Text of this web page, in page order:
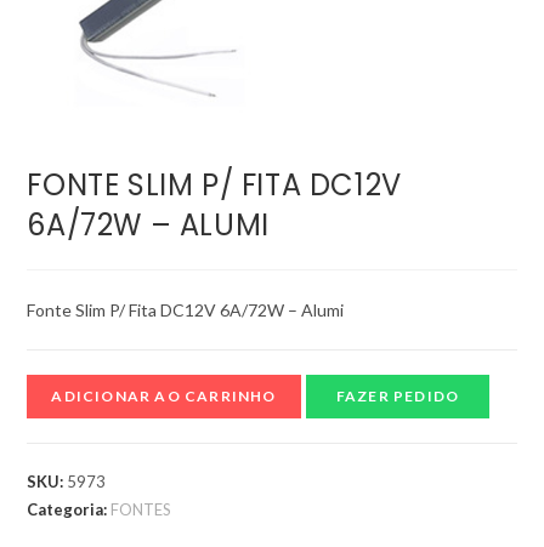
FONTE SLIM P/ FITA DC12V
6A/72W – ALUMI
Fonte Slim P/ Fita DC12V 6A/72W – Alumi
ADICIONAR AO CARRINHO FAZER PEDIDO
SKU: 5973
Categoria: FONTES